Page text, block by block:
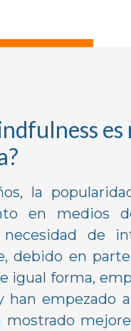
la
en medios
de
debido en
igual forma,
han empezado
mostrado